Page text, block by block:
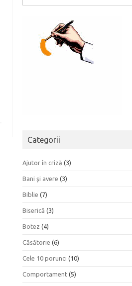
după:
Categorii
Ajutor în criză (3)
Bani şi avere (3)
Biblie (7)
Biserică (3)
Botez (4)
Căsătorie (6)
Cele 10 porunci (10)
Comportament (5)